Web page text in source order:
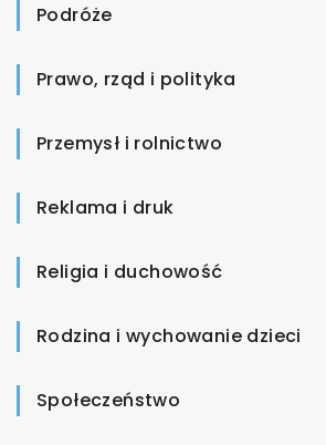
Podróże
Prawo, rząd i polityka
Przemysł i rolnictwo
Reklama i druk
Religia i duchowość
Rodzina i wychowanie dzieci
Społeczeństwo